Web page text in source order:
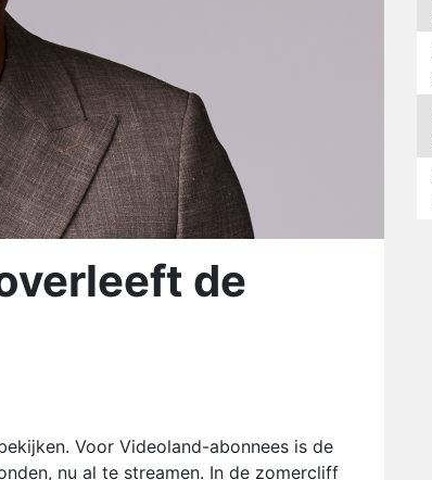
de
Voor Videoland-abonnees is de
nu al te streamen. In de zomercliff